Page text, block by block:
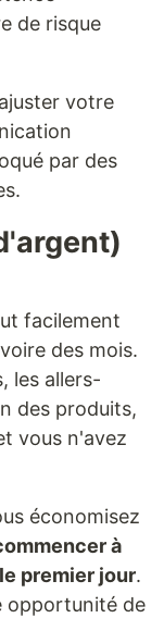
de risque
votre
par des
facilement
des mois.
les allers-
des produits,
vous n'avez
économisez
à
premier jour.
opportunité de